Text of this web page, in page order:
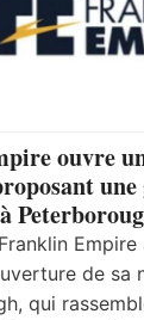
ouvre
Empire
de
qui